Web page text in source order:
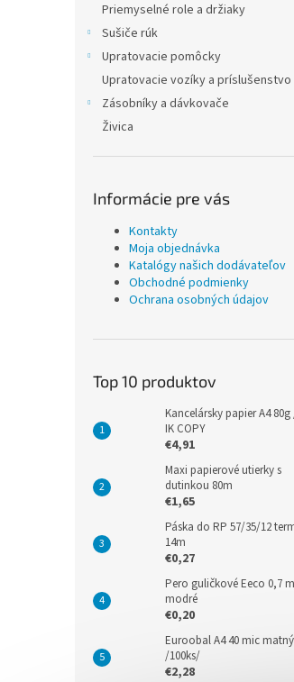
Priemyselné role a držiaky
Sušiče rúk
Upratovacie pomôcky
Upratovacie vozíky a príslušenstvo
Zásobníky a dávkovače
Živica
Informácie pre vás
Kontakty
Moja objednávka
Katalógy našich dodávateľov
Obchodné podmienky
Ochrana osobných údajov
Top 10 produktov
Kancelársky papier A4
IK COPY
€4,91
Maxi papierové utierky s
dutinkou 80m
€1,65
Páska do RP 57/35/12
14m
€0,27
Pero guličkové Eeco 0,7
modré
€0,20
Euroobal A4 40 mic matný
/100ks/
€2,28